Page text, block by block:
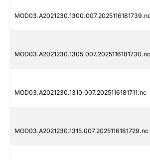
MOD03.A2021230.1305.007.2025116181730.nc
MOD03.A2021230.1310.007.2025116181711.nc
MOD03.A2021230.1315.007.2025116181729.nc